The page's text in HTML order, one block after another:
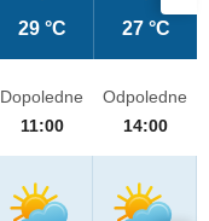
29 °C 27 °C
Dopoledne
11:00
Odpoledne
14:00